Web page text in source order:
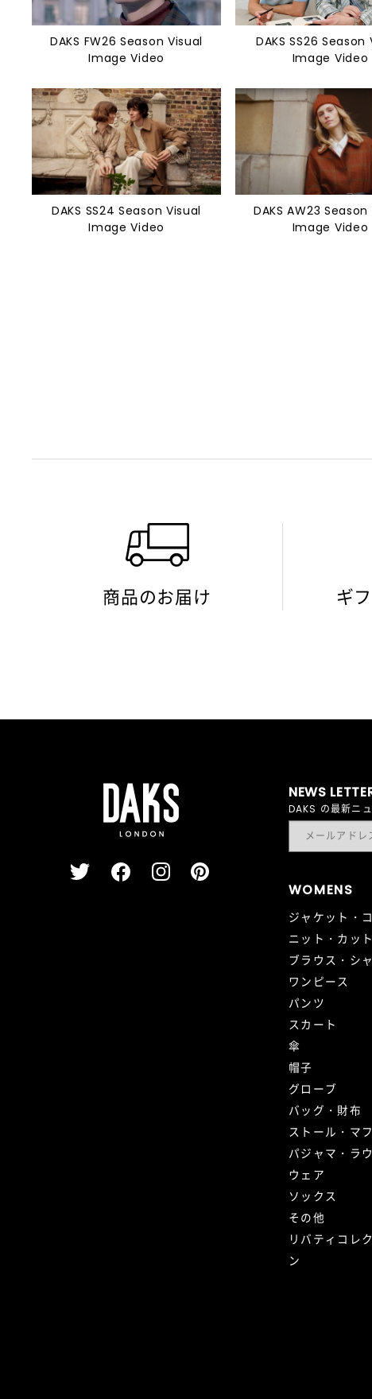
DAKS FW26 Season Visual
Image Video
DAKS SS26 Season
Image Video
DAKS SS24 Season Visual
Image Video
DAKS AW23 Season
Image Video
商品のお届け ギ
NEWS
DAKS の最新ニ
WOMENS
ジャケット・
ニット・カッ
ブラウス・シ
ワンピース
パンツ
スカート
傘
帽子
グローブ
バッグ・財布
ストール・マ
パジャマ・ラ
ウェア
ソックス
その他
リバティコレ
ン